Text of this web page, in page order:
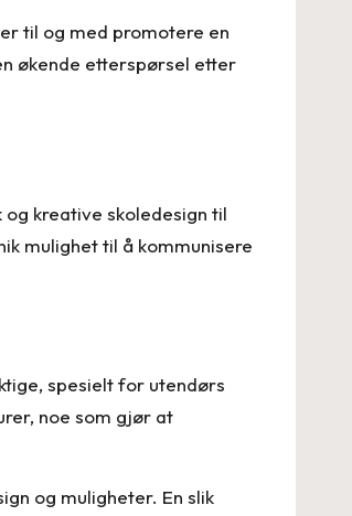
til og med promotere en
økende etterspørsel etter
og kreative skoledesign til
mulighet til å kommunisere
spesielt for utendørs
noe som gjør at
og muligheter. En slik